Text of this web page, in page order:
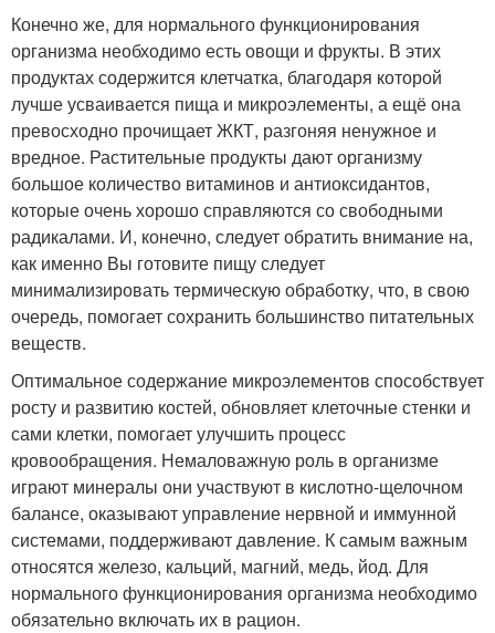
Конечно же, для нормального функционирования
организма необходимо есть овощи и фрукты. В этих
продуктах содержится клетчатка, благодаря которой
лучше усваивается пища и микроэлементы, а ещё она
превосходно прочищает ЖКТ, разгоняя ненужное и
вредное. Растительные продукты дают организму
большое количество витаминов и антиоксидантов,
которые очень хорошо справляются со свободными
радикалами. И, конечно, следует обратить внимание на,
как именно Вы готовите пищу следует
минимализировать термическую обработку, что, в свою
очередь, помогает сохранить большинство питательных
веществ.
Оптимальное содержание микроэлементов способствует
росту и развитию костей, обновляет клеточные стенки и
сами клетки, помогает улучшить процесс
кровообращения. Немаловажную роль в организме
играют минералы они участвуют в кислотно-щелочном
балансе, оказывают управление нервной и иммунной
системами, поддерживают давление. К самым важным
относятся железо, кальций, магний, медь, йод. Для
нормального функционирования организма необходимо
обязательно включать их в рацион.